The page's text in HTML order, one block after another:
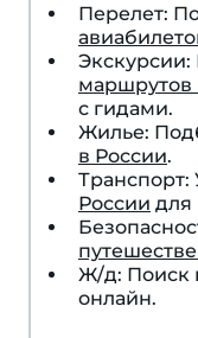
Перелет:
маршрутов
с гидами.
Жилье:
в России.
Транспорт:
России для
Ж/д: Поиск
онлайн.